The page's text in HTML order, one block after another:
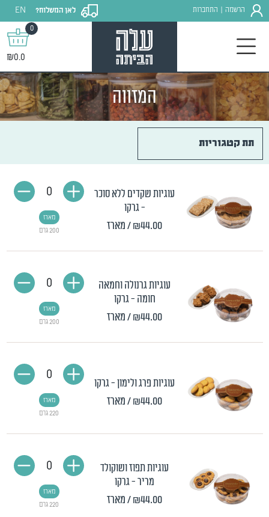
הרשמה התחברות לאן המשלוח?
EN
0
₪0.0
המזווה
תת קטגוריות
עוגיות שקדים ללא סוכר
- גרקו
₪44.00/ מארז 200 גרם
מארז
0
עוגיות גרנולה וחמאה
חומה - גרקו
₪44.00/ מארז 200 גרם
מארז
0
עוגיות פרג ולימון - גרקו
₪44.00/ מארז
220 גרם
מארז
0
עוגיות תפוז ושוקולד
מריר - גרקו
₪44.00/ מארז 220 גרם
מארז
0